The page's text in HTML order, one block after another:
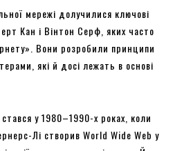
мережі долучилися ключові
Кан і Вінтон Серф, яких часто
Вони розробили принципи
які й досі лежать в основі
у 1980–1990-х роках, коли
Лі створив World Wide Web у